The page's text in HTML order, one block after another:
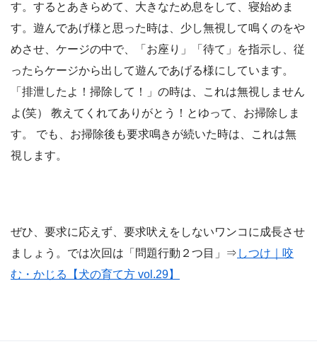
す。するとあきらめて、大きなため息をして、寝始めま
す。遊んであげ様と思った時は、少し無視して鳴くのをや
めさせ、ケージの中で、「お座り」「待て」を指示し、従
ったらケージから出して遊んであげる様にしています。
「排泄したよ！掃除して！」の時は、これは無視しません
よ(笑） 教えてくれてありがとう！とゆって、お掃除しま
す。 でも、お掃除後も要求鳴きが続いた時は、これは無
視します。
ぜひ、要求に応えず、要求吠えをしないワンコに成長させ
ましょう。では次回は「問題行動２つ目」⇒ しつけ｜咬
む・かじる【犬の育て方 vol.29】